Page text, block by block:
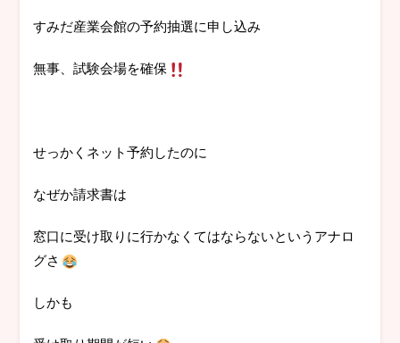
すみだ産業会館の予約抽選に申し込み
無事、試験会場を確保
せっかくネット予約したのに
なぜか請求書は
窓口に受け取りに行かなくてはならないというアナロ
グさ
しかも